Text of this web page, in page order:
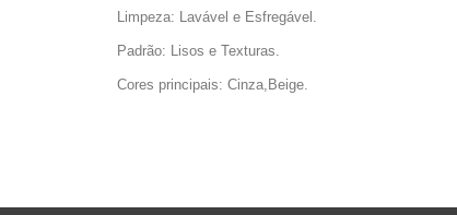
Limpeza: Lavável e Esfregável.
Padrão: Lisos e Texturas.
Cores principais: Cinza,Beige.